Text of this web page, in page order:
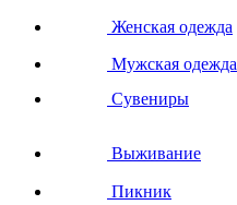
Женская одежда
Мужская одежда
Сувениры
Выживание
Пикник